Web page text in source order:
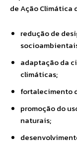
de Ação Climática
redução de
adaptação da
climáticas;
fortalecimento
promoção do
naturais;